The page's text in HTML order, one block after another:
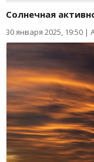
Солнечная
30 января 2025, 19:50 |